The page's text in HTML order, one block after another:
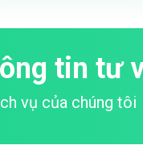
tin tư
vụ của chúng tôi